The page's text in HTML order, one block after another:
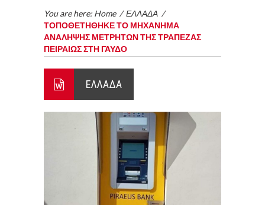
You are here: Home /ΕΛΛΑΔΑ /
ΤΟΠΟΘΕΤΗΘΗΚΕ ΤΟ ΜΗΧΑΝΗΜΑ
ΑΝΑΛΗΨΗΣ ΜΕΤΡΗΤΩΝ ΤΗΣ ΤΡΑΠΕΖΑΣ
ΠΕΙΡΑΙΩΣ ΣΤΗ ΓΑΥΔΟ
ΕΛΛΑΔΑ